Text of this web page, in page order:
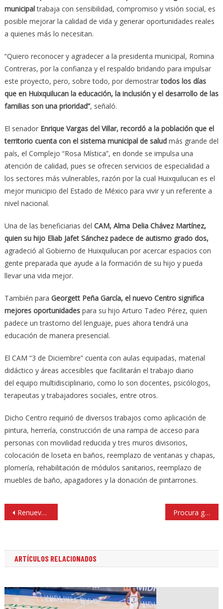
municipaltrabaja con sensibilidad, compromiso y visión social, es
posible mejorar la calidad de vida y generar oportunidades reales
a quienes más lo necesitan.
“Quiero reconocer y agradecer a la presidenta municipal, Romina
Contreras, por la confianza y el respaldo bridando para impulsar
este proyecto, pero, sobre todo, por demostrartodos los días
que en Huixquilucan la educación, la inclusión y el desarrollo de las
familias son una prioridad”, señaló.
El senador Enrique Vargas del Villar, recordó a la población que el
territorio cuenta con el sistema municipal de saludmás grande del
país, el Complejo “Rosa Mística”, en donde se impulsa una
atención de calidad, pues se ofrecen servicios de especialidad a
los sectores más vulnerables, razón por la cual Huixquilucan es el
mejor municipio del Estado de México para vivir y un referente a
nivel nacional.
Una de las beneficiarias del CAM, Alma Delia Chávez Martínez,
quien su hijo Eliab Jafet Sánchez padece de autismo grado dos,
agradeció al Gobierno de Huixquilucan por acercar espacios con
gente preparada que ayude a la formación de su hijo y pueda
llevar una vida mejor.
También para Georgett Peña García, el nuevo Centro significa
mejores oportunidadespara su hijo Arturo Tadeo Pérez, quien
padece un trastorno del lenguaje, pues ahora tendrá una
educación de manera presencial.
El CAM “3 de Diciembre” cuenta con aulas equipadas, material
didáctico y áreas accesibles que facilitarán el trabajo diario
del equipo multidisciplinario, como lo son docentes, psicólogos,
terapeutas y trabajadores sociales, entre otros.
Dicho Centro requirió de diversos trabajos como aplicación de
pintura, herrería, construcción de una rampa de acceso para
personas con movilidad reducida y tres muros divisorios,
colocación de loseta en baños, reemplazo de ventanas y chapas,
plomería, rehabilitación de módulos sanitarios, reemplazo de
muebles de baño, apagadores y la donación de pintarrones.
Navegación
de
Renuevan estación de bomberos Barrientos de Tlalnepantla Procura gobierno de Tlalnepantla bienestar emocional de jóvenes
ARTÍCULOS RELACIONADOS